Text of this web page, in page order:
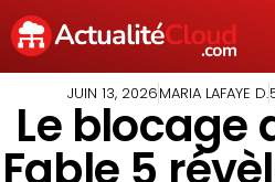
JUIN 13, 2026MARIA LAFAYE D.
Le blocage
Fable 5